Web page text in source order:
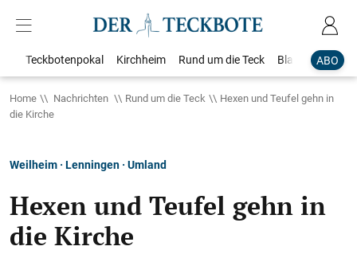
ABO
Teckbotenpokal Kirchheim Rund um die Teck Blaulicht
Home Nachrichten Rund um die Teck
Hexen und Teufel gehn in
die Kirche
Weilheim · Lenningen · Umland
Hexen und Teufel gehn in
die Kirche